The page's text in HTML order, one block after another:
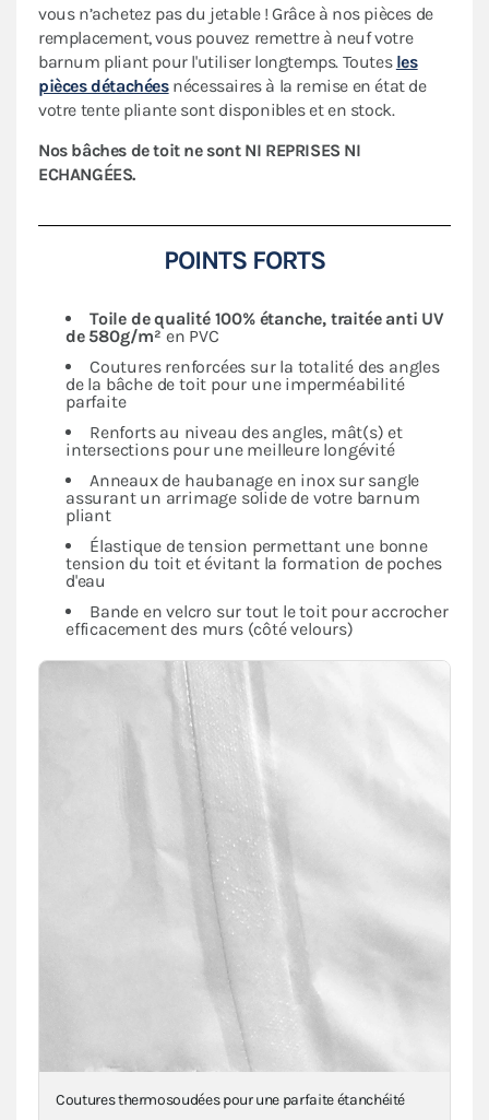
vous n’achetez pas du jetable ! Grâce à nos pièces de
remplacement, vous pouvez remettre à neuf votre
barnum pliant pour l'utiliser longtemps. Toutes les
pièces détachéesnécessaires à la remise en état de
votre tente pliante sont disponibles et en stock.
Nos bâches de toit ne sont NI REPRISES NI
ECHANGÉES.
POINTS FORTS
Toile de qualité 100% étanche, traitée anti UV
de 580g/m² en PVC
Coutures renforcées sur la totalité des angles
de la bâche de toit pour une imperméabilité
parfaite
Renforts au niveau des angles, mât(s) et
intersections pour une meilleure longévité
Anneaux de haubanage en inox sur sangle
assurant un arrimage solide de votre barnum
pliant
Élastique de tension permettant une bonne
tension du toit et évitant la formation de poches
d'eau
Bande en velcro sur tout le toit pour accrocher
efficacement des murs (côté velours)
Coutures thermosoudées pour une parfaite étanchéité